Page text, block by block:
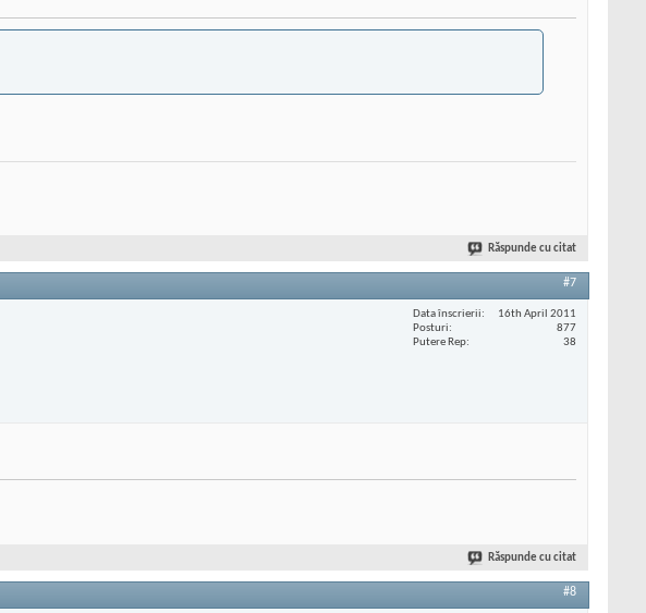
Răspunde cu citat
#7
Data înscrierii
16th April 2011
Posturi
877
Putere Rep
38
Răspunde cu citat
#8